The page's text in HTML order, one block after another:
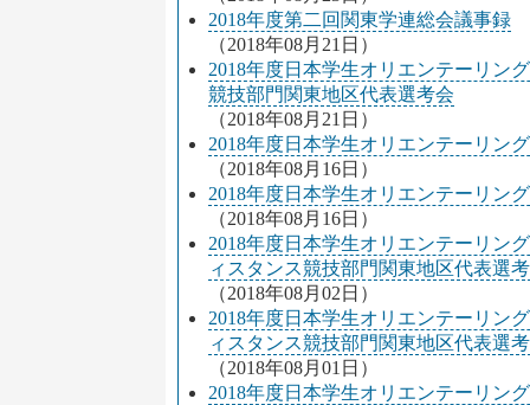
2018年度第二回関東学連総会議事録
（2018年08月21日）
2018年度日本学生オリエンテーリン
競技部門関東地区代表選考会
（2018年08月21日）
2018年度日本学生オリエンテーリン
（2018年08月16日）
2018年度日本学生オリエンテーリン
（2018年08月16日）
2018年度日本学生オリエンテーリン
ィスタンス競技部門関東地区代表選
（2018年08月02日）
2018年度日本学生オリエンテーリン
ィスタンス競技部門関東地区代表選
（2018年08月01日）
2018年度日本学生オリエンテーリン